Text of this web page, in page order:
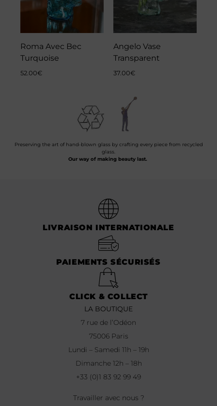
Roma Avec Bec
Turquoise
52.00€
Angelo Vase
Transparent
37.00€
Preserving the art of hand-blown glass by crafting every piece from recycled
glass.
Our way of making beauty last.
LIVRAISON INTERNATIONALE
PAIEMENTS SÉCURISÉS
CLICK & COLLECT
LA BOUTIQUE
7 rue de l’Odéon
75006 Paris
Lundi – Samedi 11h – 19h
Dimanche 12h – 18h
+33 (0)1 83 92 99 49
Travailler avec nous ?